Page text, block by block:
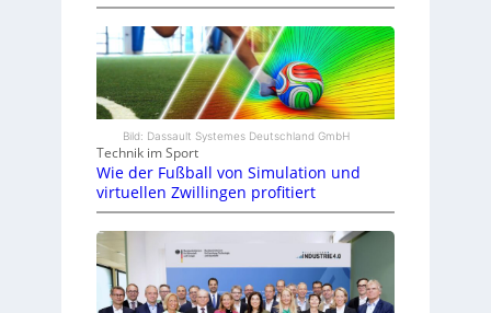
Bild: Dassault Systemes Deutschland GmbH
Technik im Sport
Wie der Fußball von Simulation und
virtuellen Zwillingen profitiert